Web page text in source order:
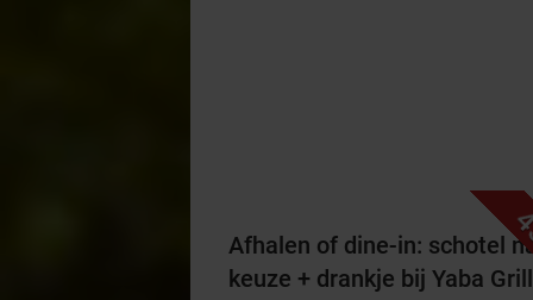
Afhalen of dine-in: schotel
keuze + drankje bij Yaba Grill